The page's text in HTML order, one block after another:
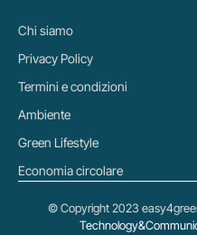
Chi siamo
Privacy Policy
Termini e condizioni
Ambiente
Green Lifestyle
Economia circolare
© Copyright 2023